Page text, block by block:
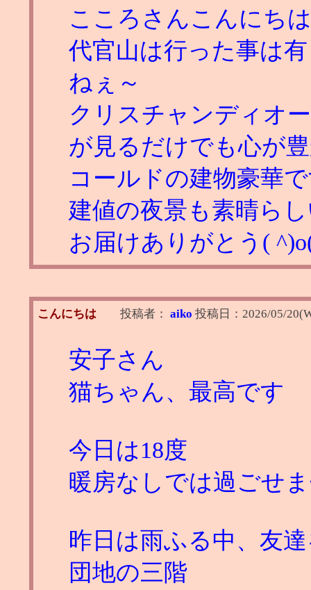
こころさんこんにち
代官山は行った事は
ねぇ～
クリスチャンディオ
が見るだけでも心が
コールドの建物豪華
建値の夜景も素晴らし
お届けありがとう(
こんにちは 投稿者： aiko 投稿日： 2026/05/
安子さん
猫ちゃん、最高です
今日は18度
暖房なしでは過ごせ
昨日は雨ふる中、友
団地の三階